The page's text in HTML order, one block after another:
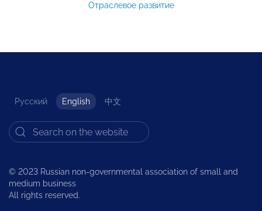
Отраслевое развитие
Русский English 中文
© 2023 Russian non-governmental association of small and
medium business
All rights reserved.